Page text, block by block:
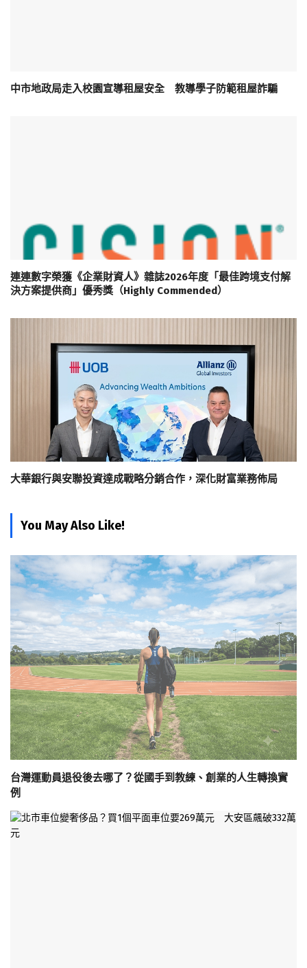
中市地政局走入校園宣導租屋安全 教導學子防範租屋詐騙
連連數字榮獲《企業財資人》雜誌2026年度「最佳跨境支付解
決方案提供商」優秀獎（Highly Commended）
大華銀行與安聯投資達成戰略分銷合作，深化財富業務佈局
You May Also Like!
台灣運動員退役後去哪了？從國手到教練、創業的人生轉換實
例